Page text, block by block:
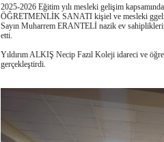
2025-2026 Eğitim yılı mesleki gelişim
ÖĞRETMENLİK SANATI kişiel ve mesleki
Sayın Muharrem ERANTELİ nazik ev
etti.
Yıldırım ALKIŞ Necip Fazıl Koleji idareci ve
gerçekleştirdi.